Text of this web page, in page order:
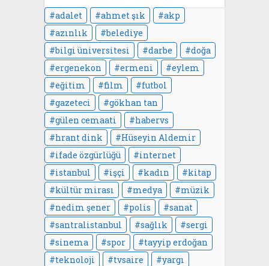
adalet ahmet şık
akp
azınlık
belediye
bilgi üniversitesi
darbe
doğa
ergenekon
ermeni
eylem
eğitim
film
futbol
gazeteci
gökhan tan
gülen cemaati
habervs
hrant dink
Hüseyin Aldemir
ifade özgürlüğü
internet
istanbul
işçi kadın
kitap
kültür mirası
medya
müzik
nedim şener
polis
sanat
santralistanbul
sağlık
sergi
sinema
spor
tayyip erdoğan
teknoloji
tvsaire
yargı